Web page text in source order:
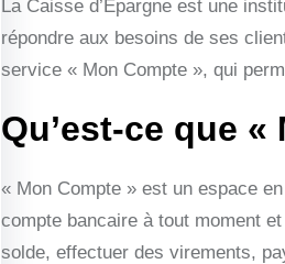
La Caisse d’Epargne est une
répondre aux besoins de ses
service « Mon Compte », qui
Qu’est-ce que
« Mon Compte » est un espace
compte bancaire à tout moment
solde, effectuer des virements,